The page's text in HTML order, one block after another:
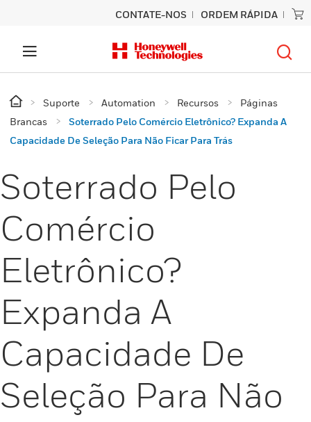
CONTATE-NOS ORDEM RÁPIDA
Suporte Automation Recursos
Páginas
Brancas
Soterrado Pelo Comércio Eletrônico? Expanda A
Capacidade De Seleção Para Não Ficar Para Trás
Soterrado Pelo
Comércio
Eletrônico?
Expanda A
Capacidade De
Seleção Para Não